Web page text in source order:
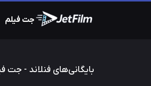
جت فیلم
بایگانی‌های فنلاند - جت